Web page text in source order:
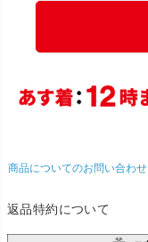
商品についてのお問い合わせ
返品特約について